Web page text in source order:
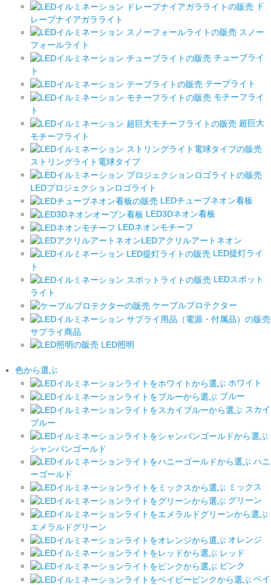
ド
レープナイアガラライト
スノー
フォールライト
チューブライ
ト
テープライト
モチーフライ
ト
超巨大
モチーフライト
ストリングライト電球タイプ
LEDプロジェクションロゴライト
LEDチューブネオン看板
LED3Dネオン看板
LEDネオンモチーフ
LEDアクリルアートネオン
LED提灯ライ
ト
LEDスポット
ライト
ケーブルプロテクター
サプライ商品
LED照明
色から選ぶ
ホワイト
ブルー
スカイ
ブルー
シャンパンゴールド
ハニ
ーゴールド
ミックス
グリーン
エメラルドグリーン
オレンジ
レッド
ピンク
ベイ